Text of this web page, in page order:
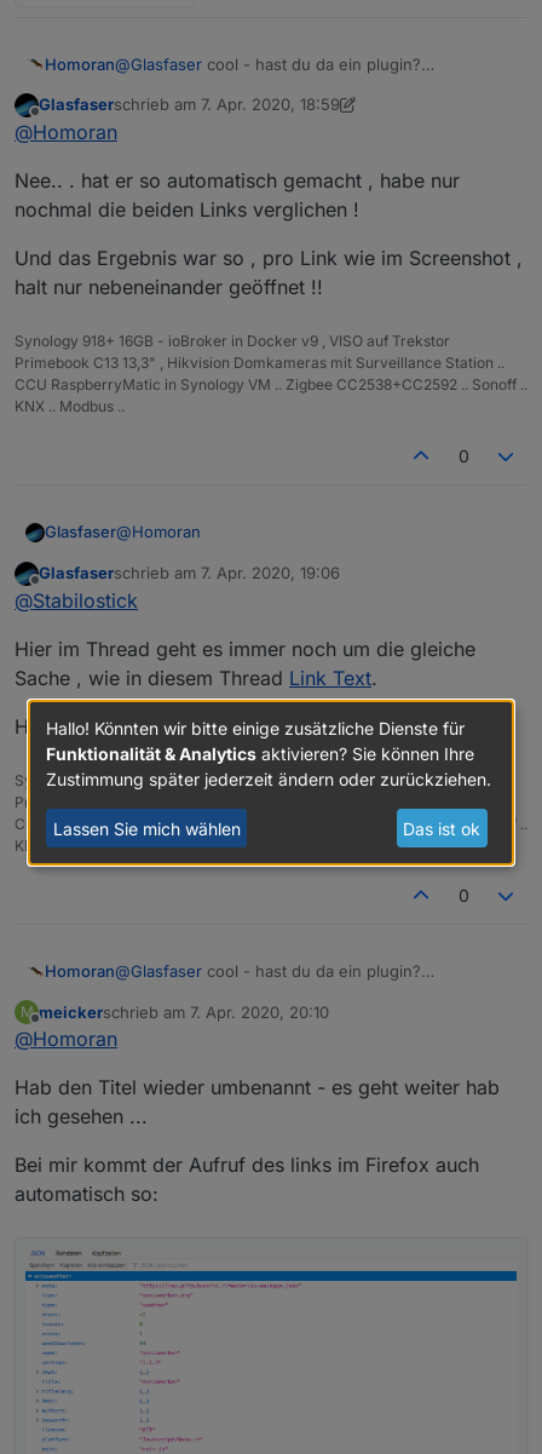
Homoran@Glasfaser cool - hast du da ein plugin?
Offline
Glasfaserschrieb am 7. Apr. 2020, 18:59
zuletzt editiert von Glasfaser4. Juli 2020, 21:01
@Homoran
Nee.. . hat er so automatisch gemacht , habe nur
nochmal die beiden Links verglichen !
Und das Ergebnis war so , pro Link wie im Screenshot ,
halt nur nebeneinander geöffnet !!
Synology 918+ 16GB - ioBroker in Docker v9 , VISO auf Trekstor
Primebook C13 13,3" , Hikvision Domkameras mit Surveillance Station ..
CCU RaspberryMatic in Synology VM .. Zigbee CC2538+CC2592 .. Sonoff ..
KNX .. Modbus ..
0
Glasfaser@Homoran
Nee.. . hat er so automatisch gemacht , habe nur
nochmal die beiden Links verglichen !
Screenshot , halt nur nebeneinander geöffnet !!
Offline
Glasfaserschrieb am 7. Apr. 2020, 19:06
zuletzt editiert von
@Stabilostick
Hier im Thread geht es immer noch um die gleiche
Sache , wie in diesem Thread Link Text.
Hast du dazu eine Idee , woher das kommt !?
Synology 918+ 16GB - ioBroker in Docker v9 , VISO auf Trekstor
Primebook C13 13,3" , Hikvision Domkameras mit Surveillance Station ..
CCU RaspberryMatic in Synology VM .. Zigbee CC2538+CC2592 .. Sonoff ..
KNX .. Modbus ..
0
Homoran@Glasfaser cool - hast du da ein plugin?
M
Offline
meickerschrieb am 7. Apr. 2020, 20:10
zuletzt editiert von
@Homoran
Hab den Titel wieder umbenannt - es geht weiter hab
ich gesehen ...
Bei mir kommt der Aufruf des links im Firefox auch
automatisch so:
Hallo! Könnten wir bitte einige zusätzliche Dienste für
Funktionalität & Analytics aktivieren? Sie können Ihre
Zustimmung später jederzeit ändern oder zurückziehen.
Lassen Sie mich wählen Das ist ok